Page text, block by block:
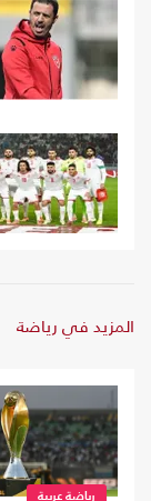
المزيد في رياضة
رياضة عربية